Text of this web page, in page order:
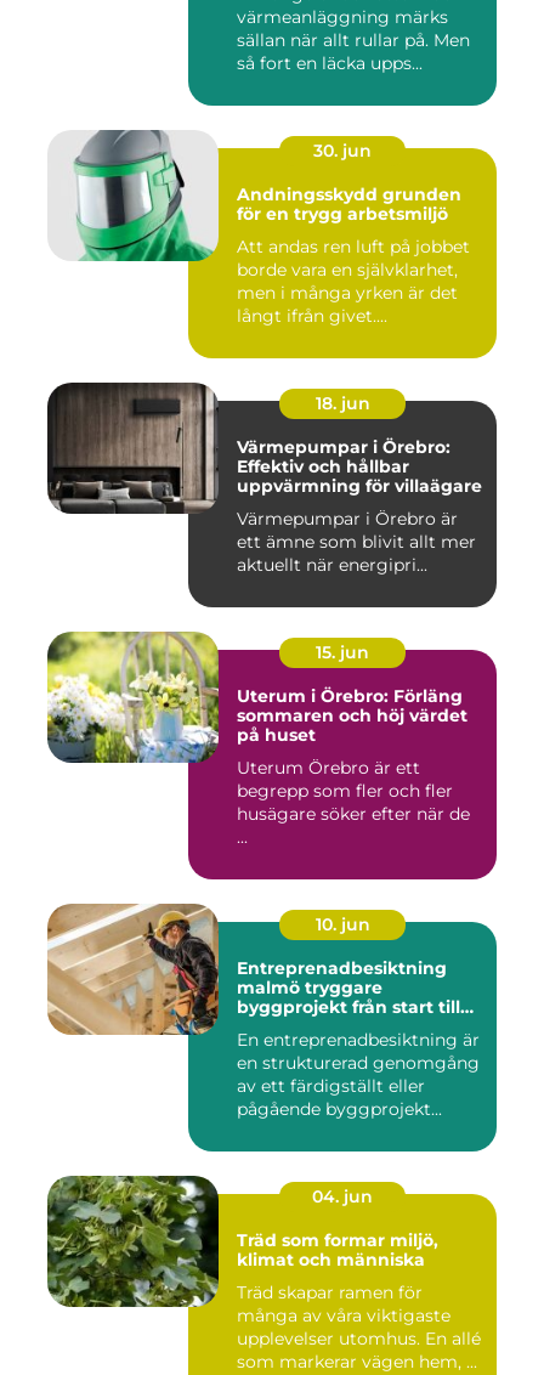
värmeanläggning märks
sällan när allt rullar på. Men
så fort en läcka upps...
30. jun
Andningsskydd grunden
för en trygg arbetsmiljö
Att andas ren luft på jobbet
borde vara en självklarhet,
men i många yrken är det
långt ifrån givet....
18. jun
Värmepumpar i Örebro:
Effektiv och hållbar
uppvärmning för villaägare
Värmepumpar i Örebro är
ett ämne som blivit allt mer
aktuellt när energipri...
15. jun
Uterum i Örebro: Förläng
sommaren och höj värdet
på huset
Uterum Örebro är ett
begrepp som fler och fler
husägare söker efter när de
...
10. jun
Entreprenadbesiktning
malmö tryggare
byggprojekt från start till
En entreprenadbesiktning är
en strukturerad genomgång
av ett färdigställt eller
pågående byggprojekt...
04. jun
Träd som formar miljö,
klimat och människa
Träd skapar ramen för
många av våra viktigaste
upplevelser utomhus. En allé
som markerar vägen hem, ...